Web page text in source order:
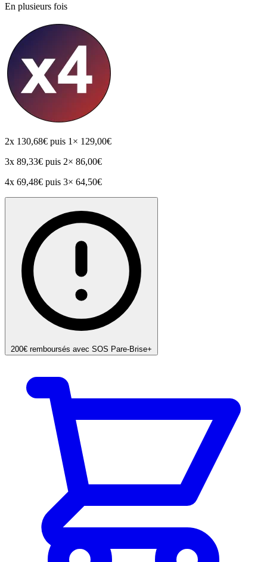
En plusieurs fois
2x 130,68€ puis 1× 129,00€
3x 89,33€ puis 2× 86,00€
4x 69,48€ puis 3× 64,50€
200€ remboursés avec SOS Pare-Brise+